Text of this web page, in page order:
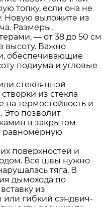
топку, если она не
Новую выложите из
Размеры,
— от 38 до 50 см
высоту. Важно
обеспечивающие
подиума и угловые
стеклянной
из стекла
термостойкость и
Это позволит
в закрытом
равномерную
поверхностей и
Все швы нужно
тяга. В
дымохода по
из
гибкий сэндвич-